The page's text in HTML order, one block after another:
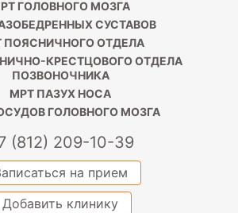
ГОЛОВНОГО МОЗГА
СУСТАВОВ
ПОЯСНИЧНОГО ОТДЕЛА
КРЕСТЦОВОГО ОТДЕЛА
ПОЗВОНОЧНИКА
МРТ ПАЗУХ НОСА
ГОЛОВНОГО МОЗГА
(812) 209-10-39
на прием
Добавить клинику